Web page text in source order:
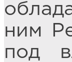
ним
под